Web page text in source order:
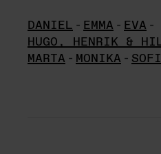
DANIEL - EMMA - EVA -
HUGO, HENRIK &
MARTA - MONIKA -